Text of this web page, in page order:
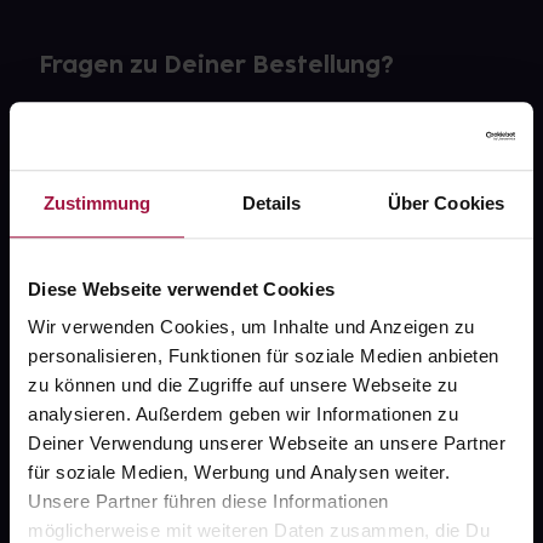
Zustimmung Details Über Cookies
Diese Webseite verwendet Cookies
Wir verwenden Cookies, um Inhalte und Anzeigen zu
personalisieren, Funktionen für soziale Medien anbieten
zu können und die Zugriffe auf unsere Webseite zu
analysieren. Außerdem geben wir Informationen zu
Deiner Verwendung unserer Webseite an unsere Partner
für soziale Medien, Werbung und Analysen weiter.
Unsere Partner führen diese Informationen
möglicherweise mit weiteren Daten zusammen, die Du
Fragen zu Deiner Bestellung?
gesund.de
Über uns
Karriere
Newsletter